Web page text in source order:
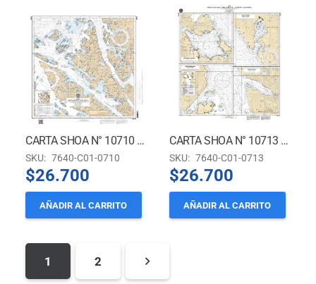
CARTA SHOA N° 10710 – BRAZO NORWESTE CANAL SMYTH *
SKU: 7640-C01-0710
$26.700
AÑADIR AL CARRITO
CARTA SHOA N° 10713 – FONDEADEROS EN EL CANAL SARMIENTO Y ESTRECHO COLLINGWOOD *
SKU: 7640-C01-0713
$26.700
AÑADIR AL CARRITO
1 2